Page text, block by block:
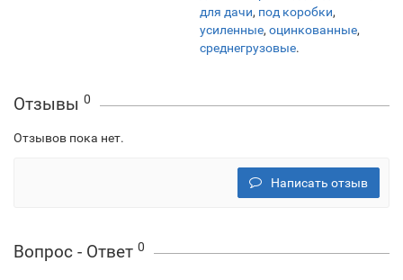
для дачи, под коробки,
усиленные, оцинкованные,
среднегрузовые.
Отзывы 0
Отзывов пока нет.
Написать отзыв
Вопрос - Ответ 0